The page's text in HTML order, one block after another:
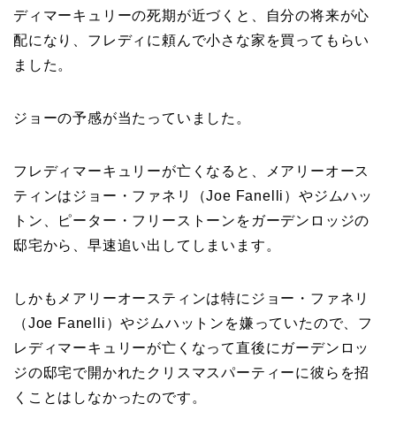
ディマーキュリーの死期が近づくと、自分の将来が心
配になり、フレディに頼んで小さな家を買ってもらい
ました。
ジョーの予感が当たっていました。
フレディマーキュリーが亡くなると、メアリーオース
ティンはジョー・ファネリ（Joe Fanelli）やジムハッ
トン、ピーター・フリーストーンをガーデンロッジの
邸宅から、早速追い出してしまいます。
しかもメアリーオースティンは特にジョー・ファネリ
（Joe Fanelli）やジムハットンを嫌っていたので、フ
レディマーキュリーが亡くなって直後にガーデンロッ
ジの邸宅で開かれたクリスマスパーティーに彼らを招
くことはしなかったのです。